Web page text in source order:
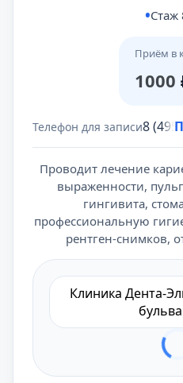
Стаж
Приём в
1000
Телефон для записи8
Проводит лечение
выраженности,
гингивита,
профессиональную
рентген-снимков,
Клиника Дента-